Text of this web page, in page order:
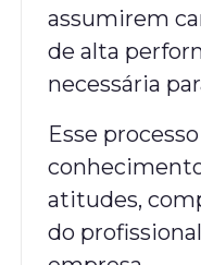
assumirem
de alta
necessária
Esse
atitudes,
do